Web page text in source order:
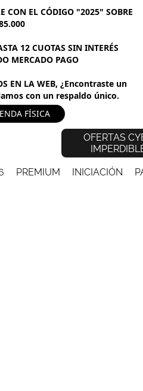
CON EL CÓDIGO "2025" SOBRE
12 CUOTAS SIN INTERÉS
MERCADO PAGO
EN LA WEB, ¿Encontraste un
con un respaldo único.
FÍSICA
OFERTAS
PREMIUM INICIACIÓN